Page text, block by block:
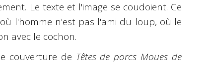
Le texte et l'image se coudoient. Ce
l'homme n'est pas l'ami du loup, où le
avec le cochon.
couverture de Têtes de porcs Moues de